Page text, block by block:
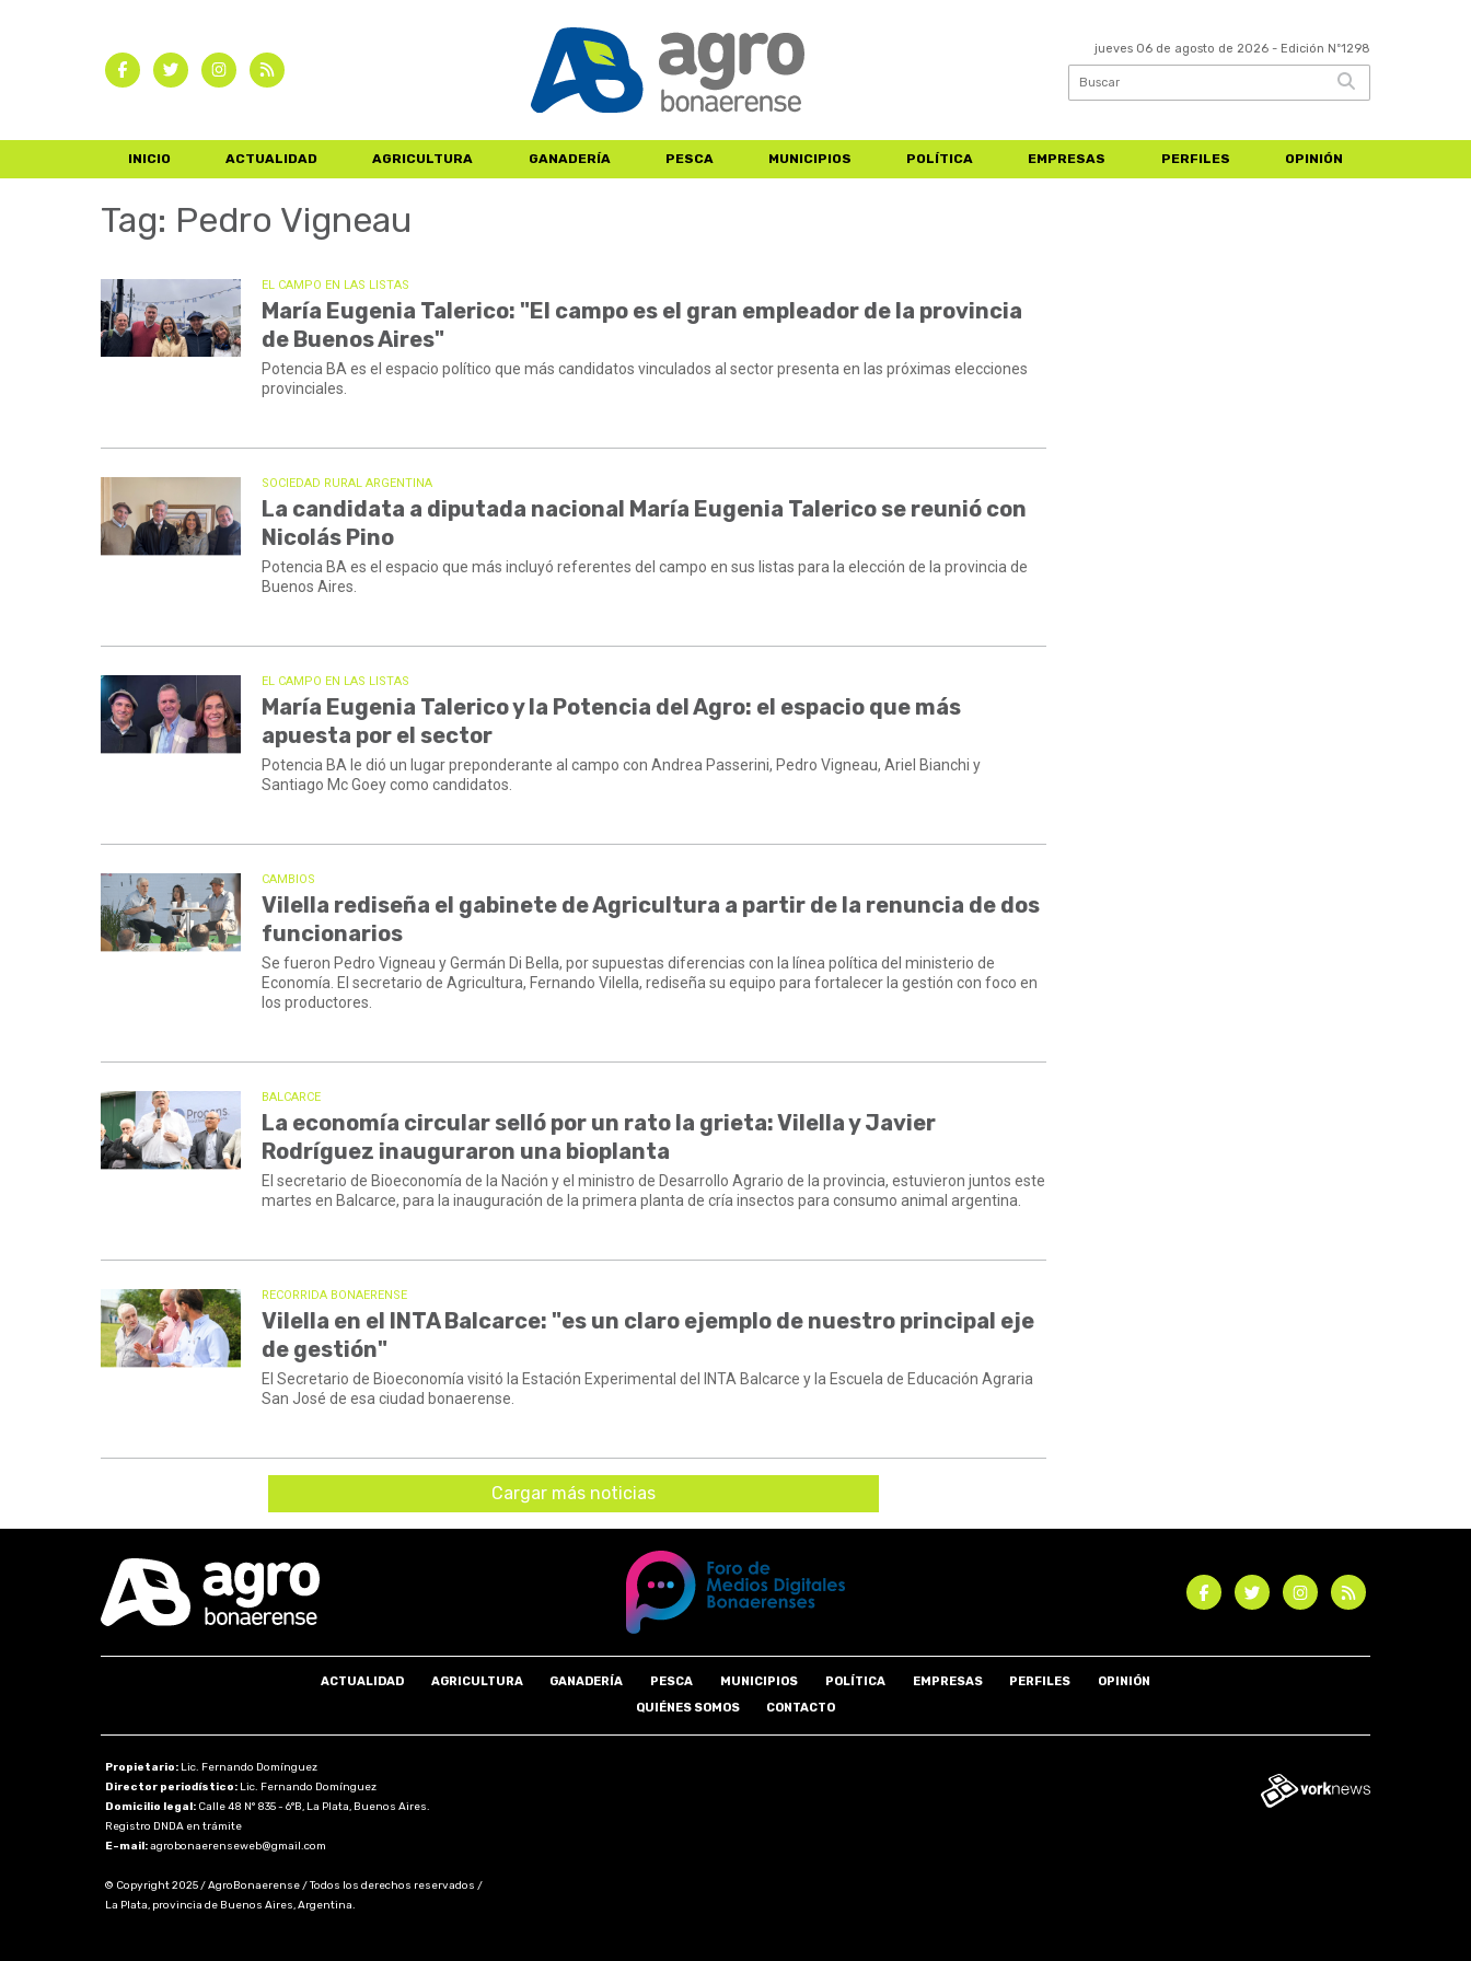
jueves 06 de agosto de 2026 - Edición Nº1298
INICIO ACTUALIDAD AGRICULTURA GANADERÍA PESCA MUNICIPIOS POLÍTICA EMPRESAS PERFILES OPINIÓN
Tag: Pedro Vigneau
EL CAMPO EN LAS LISTAS
María Eugenia Talerico: "El campo es el gran empleador de la provincia
de Buenos Aires"
Potencia BA es el espacio político que más candidatos vinculados al sector presenta en las próximas elecciones
provinciales.
SOCIEDAD RURAL ARGENTINA
La candidata a diputada nacional María Eugenia Talerico se reunió con
Nicolás Pino
Potencia BA es el espacio que más incluyó referentes del campo en sus listas para la elección de la provincia de
Buenos Aires.
EL CAMPO EN LAS LISTAS
María Eugenia Talerico y la Potencia del Agro: el espacio que más
apuesta por el sector
Potencia BA le dió un lugar preponderante al campo con Andrea Passerini, Pedro Vigneau, Ariel Bianchi y
Santiago Mc Goey como candidatos.
CAMBIOS
Vilella rediseña el gabinete de Agricultura a partir de la renuncia de dos
funcionarios
Se fueron Pedro Vigneau y Germán Di Bella, por supuestas diferencias con la línea política del ministerio de
Economía. El secretario de Agricultura, Fernando Vilella, rediseña su equipo para fortalecer la gestión con foco en
los productores.
BALCARCE
La economía circular selló por un rato la grieta: Vilella y Javier
Rodríguez inauguraron una bioplanta
El secretario de Bioeconomía de la Nación y el ministro de Desarrollo Agrario de la provincia, estuvieron juntos este
martes en Balcarce, para la inauguración de la primera planta de cría insectos para consumo animal argentina.
RECORRIDA BONAERENSE
Vilella en el INTA Balcarce: "es un claro ejemplo de nuestro principal eje
de gestión"
El Secretario de Bioeconomía visitó la Estación Experimental del INTA Balcarce y la Escuela de Educación Agraria
San José de esa ciudad bonaerense.
Cargar más noticias
ACTUALIDAD AGRICULTURA GANADERÍA PESCA MUNICIPIOS POLÍTICA EMPRESAS PERFILES
OPINIÓN
QUIÉNES SOMOS
CONTACTO
Propietario: Lic. Fernando Domínguez
Director periodístico: Lic. Fernando Domínguez
Domicilio legal: Calle 48 N° 835 - 6°B, La Plata, Buenos Aires.
Registro DNDA en trámite
E-mail:agrobonaerenseweb@gmail.com
© Copyright 2025 / AgroBonaerense / Todos los derechos reservados /
La Plata, provincia de Buenos Aires, Argentina.